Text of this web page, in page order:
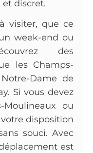
et discret.
visiter, que ce
week-end ou
des
les Champs-
Dame de
Si vous devez
ou
disposition
souci. Avec
est